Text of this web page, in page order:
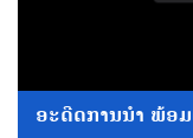
ອະດີດການນໍາ ພ້ອ